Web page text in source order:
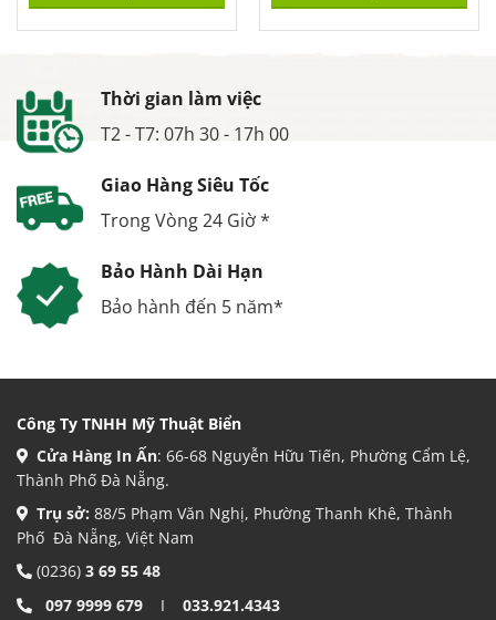
Thời gian làm việc
T2 - T7: 07h 30 - 17h 00
Giao Hàng Siêu Tốc
Trong Vòng 24 Giờ *
Bảo Hành Dài Hạn
Bảo hành đến 5 năm*
Công Ty TNHH Mỹ Thuật Biển
Cửa Hàng In Ấn: 66-68 Nguyễn Hữu Tiến, Phường Cẩm Lệ,
Thành Phố Đà Nẵng.
Trụ sở: 88/5 Phạm Văn Nghị, Phường Thanh Khê, Thành
Phố Đà Nẵng, Việt Nam
(0236) 3 69 55 48
097 9999 679 I 033.921.4343